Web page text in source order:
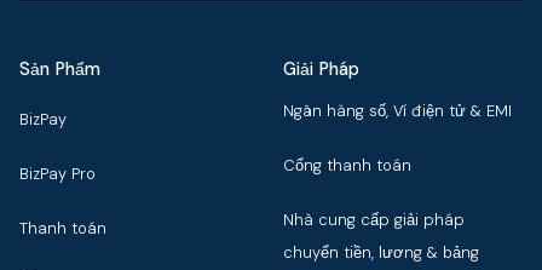
Sản Phẩm
BizPay
BizPay Pro
Thanh toán
Giải Pháp
Ngân hàng số, Ví điện tử & EMI
Cổng thanh toán
Nhà cung cấp giải pháp
chuyển tiền, lương & bảng